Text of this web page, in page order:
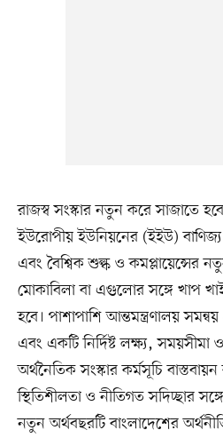
রাজস্ব সংস্কার নতুন করে সাজাতে
ইউরোপীয় ইউনিয়নের (ইইউ)
এবং বৈশ্বিক শুল্ক ও কমপ্লায়েন্সের
মোকাবিলা বা এগুলোর সঙ্গে খাপ
হবে। পাশাপাশি আন্তমন্ত্রণালয়
এবং একটি নির্দিষ্ট লক্ষ্য, সময়সীমা
অর্থনৈতিক সংস্কার কর্মসূচি
স্থিতিশীলতা ও নীতিগত সদিচ্ছার
নতুন অর্থবছরটি বাংলাদেশের